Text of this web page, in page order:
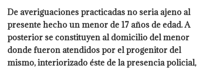
De averiguaciones practicadas no seria ajeno al
presente hecho un menor de 17 años de edad. A
posterior se constituyen al domicilio del menor
donde fueron atendidos por el progenitor del
mismo, interiorizado éste de la presencia policial,